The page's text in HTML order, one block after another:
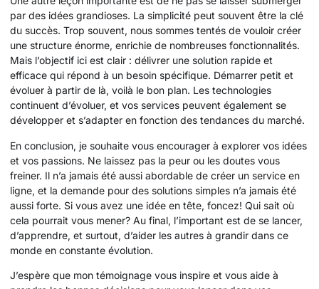
par des idées grandioses. La simplicité peut souvent être la clé
du succès. Trop souvent, nous sommes tentés de vouloir créer
une structure énorme, enrichie de nombreuses fonctionnalités.
Mais l’objectif ici est clair : délivrer une solution rapide et
efficace qui répond à un besoin spécifique. Démarrer petit et
évoluer à partir de là, voilà le bon plan. Les technologies
continuent d’évoluer, et vos services peuvent également se
développer et s’adapter en fonction des tendances du marché.
En conclusion, je souhaite vous encourager à explorer vos idées
et vos passions. Ne laissez pas la peur ou les doutes vous
freiner. Il n’a jamais été aussi abordable de créer un service en
ligne, et la demande pour des solutions simples n’a jamais été
aussi forte. Si vous avez une idée en tête, foncez! Qui sait où
cela pourrait vous mener? Au final, l’important est de se lancer,
d’apprendre, et surtout, d’aider les autres à grandir dans ce
monde en constante évolution.
J’espère que mon témoignage vous inspire et vous aide à